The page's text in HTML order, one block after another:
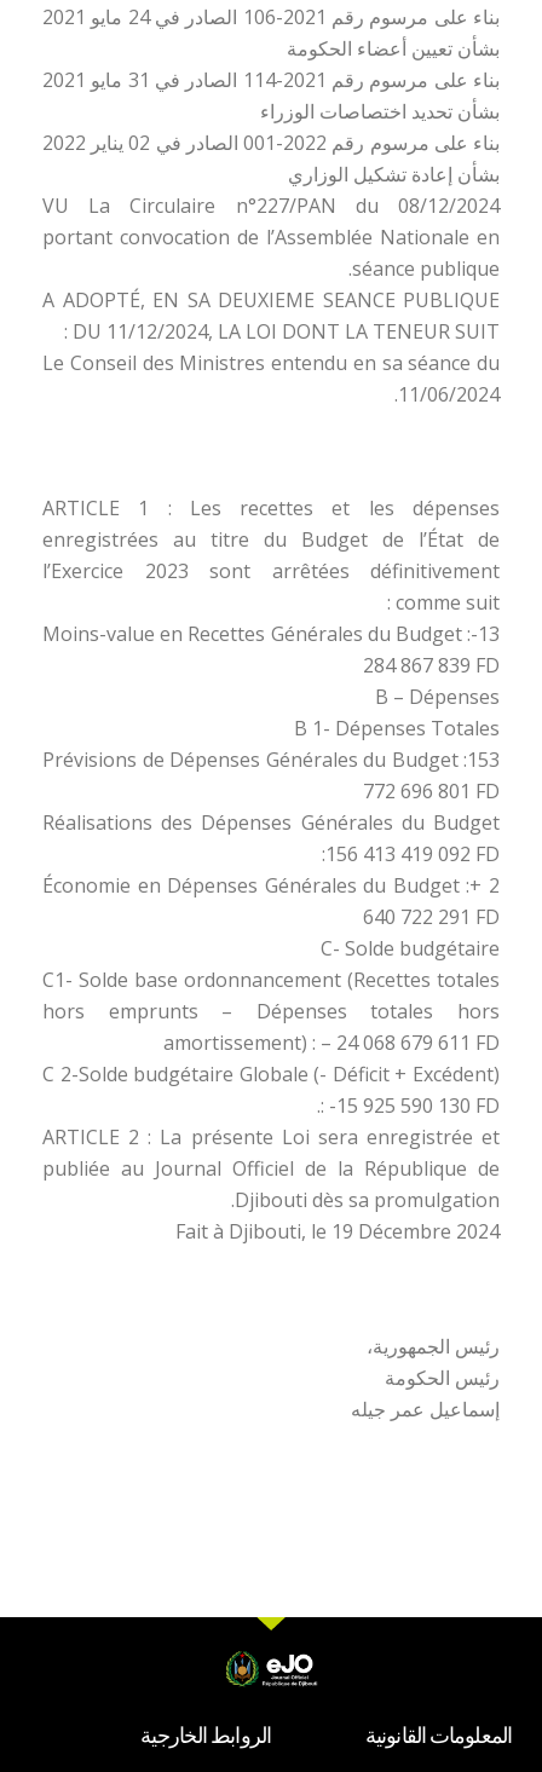
بناء على مرسوم رقم 2021-106 الصادر في 24 مايو 2021
بشأن تعيين أعضاء الحكومة
بناء على مرسوم رقم 2021-114 الصادر في 31 مايو 2021
بشأن تحديد اختصاصات الوزراء
بناء على مرسوم رقم 2022-001 الصادر في 02 يناير 2022
بشأن إعادة تشكيل الوزاري
VU La Circulaire n°227/PAN du 08/12/2024
portant convocation de l’Assemblée Nationale en
séance publique.
A ADOPTÉ, EN SA DEUXIEME SEANCE PUBLIQUE
DU 11/12/2024, LA LOI DONT LA TENEUR SUIT :
Le Conseil des Ministres entendu en sa séance du
11/06/2024.
ARTICLE 1 : Les recettes et les dépenses
enregistrées au titre du Budget de l’État de
l’Exercice 2023 sont arrêtées définitivement
comme suit :
Moins-value en Recettes Générales du Budget :-13
284 867 839 FD
B – Dépenses
B 1- Dépenses Totales
Prévisions de Dépenses Générales du Budget :153
772 696 801 FD
Réalisations des Dépenses Générales du Budget
:156 413 419 092 FD
Économie en Dépenses Générales du Budget :+ 2
640 722 291 FD
C- Solde budgétaire
C1- Solde base ordonnancement (Recettes totales
hors emprunts – Dépenses totales hors
amortissement) : – 24 068 679 611 FD
C 2-Solde budgétaire Globale (- Déficit + Excédent)
: -15 925 590 130 FD.
ARTICLE 2 : La présente Loi sera enregistrée et
publiée au Journal Officiel de la République de
Djibouti dès sa promulgation.
Fait à Djibouti, le 19 Décembre 2024
رئيس الجمهورية،
رئيس الحكومة
إسماعيل عمر جيله
المعلومات القانونية الروابط الخارجية